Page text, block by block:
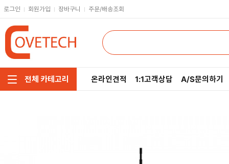
로그인 회원가입 장바구니 주문/배송조회
전체 카테고리 온라인견적 1:1고객상담 A/S문의하기